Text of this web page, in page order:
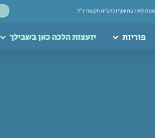
לואיז בת יוסף ומרגרית חקשורי ז”ל
פוריות יועצות הלכה כאן בשבילך